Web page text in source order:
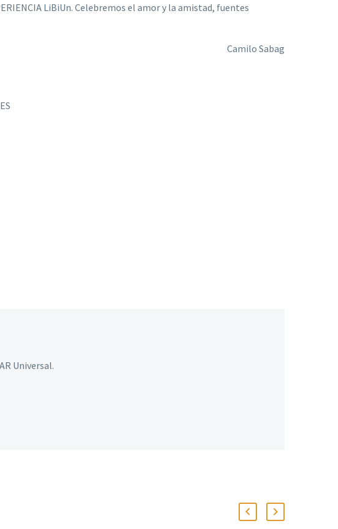
LiBiUn. Celebremos el amor y la amistad, fuentes
Camilo Sabag
Universal.